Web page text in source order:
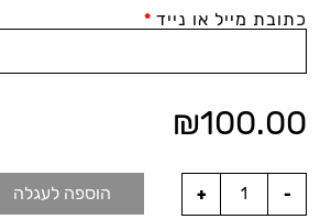
כתובת מייל או נייד *
₪100.00
הוספה לעגלה